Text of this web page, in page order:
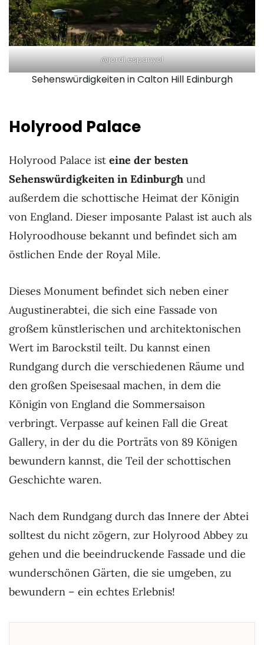
@jordi.espanyol
Sehenswürdigkeiten in Calton Hill Edinburgh
Holyrood Palace
Holyrood Palace ist eine der besten
Sehenswürdigkeiten in Edinburgh und
außerdem die schottische Heimat der Königin
von England. Dieser imposante Palast ist auch als
Holyroodhouse bekannt und befindet sich am
östlichen Ende der Royal Mile.
Dieses Monument befindet sich neben einer
Augustinerabtei, die sich eine Fassade von
großem künstlerischen und architektonischen
Wert im Barockstil teilt. Du kannst einen
Rundgang durch die verschiedenen Räume und
den großen Speisesaal machen, in dem die
Königin von England die Sommersaison
verbringt. Verpasse auf keinen Fall die Great
Gallery, in der du die Porträts von 89 Königen
bewundern kannst, die Teil der schottischen
Geschichte waren.
Nach dem Rundgang durch das Innere der Abtei
solltest du nicht zögern, zur Holyrood Abbey zu
gehen und die beeindruckende Fassade und die
wunderschönen Gärten, die sie umgeben, zu
bewundern – ein echtes Erlebnis!